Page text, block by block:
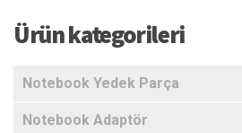
Ürün kategorileri
Notebook Yedek Parça
Notebook Adaptör